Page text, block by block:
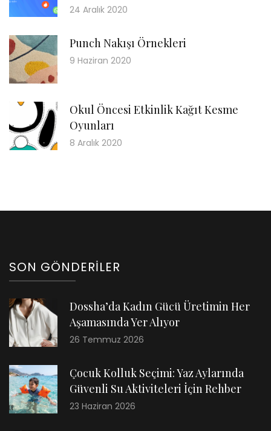
24 Aralık 2020
Punch Nakışı Örnekleri
9 Haziran 2020
Okul Öncesi Etkinlik Kağıt Kesme
Oyunları
8 Aralık 2020
SON GÖNDERILER
Dossha’da Kadın Gücü Üretimin Her
Aşamasında Yer Alıyor
26 Temmuz 2026
Çocuk Kolluk Seçimi: Yaz Aylarında
Güvenli Su Aktiviteleri İçin Rehber
23 Haziran 2026